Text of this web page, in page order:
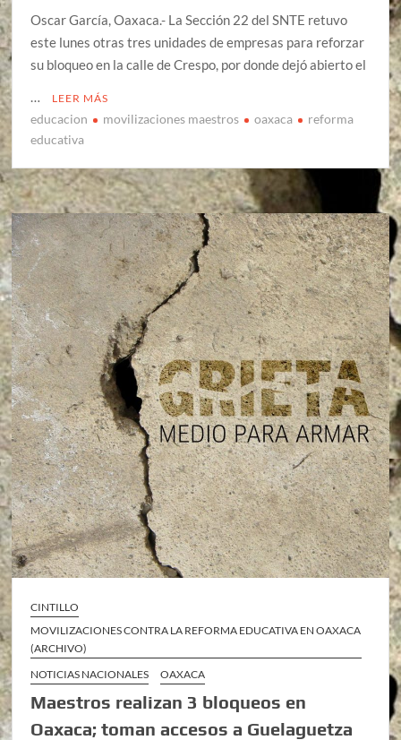
Oscar García, Oaxaca.- La Sección 22 del SNTE retuvo
este lunes otras tres unidades de empresas para reforzar
su bloqueo en la calle de Crespo, por donde dejó abierto el
…
LEER MÁS
educacion movilizaciones maestros oaxaca
reforma
educativa
CINTILLO
MOVILIZACIONES CONTRA LA REFORMA EDUCATIVA EN OAXACA
(ARCHIVO)
NOTICIAS NACIONALES
OAXACA
Maestros realizan 3 bloqueos en
Oaxaca; toman accesos a Guelaguetza